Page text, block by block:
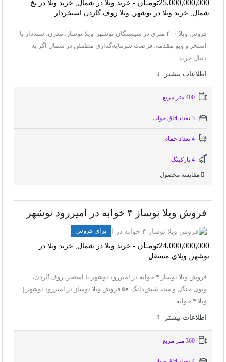
25,000,000,000تومـان
- خرید ویلا در شمال, خرید ویلا در نخ
شمال, خرید ویلا در نوشهر, ویلا روف گاردن استخردار
فروش ویلا ۴۰۰ متری در سیسنگان نوشهر ویلا نوساز، مدرن، سنددار با
استخر و ویو مقدمه: فرصت سرمایه‌گذاری مطمئن در شمال اگر به
دنبال خرید…
اطلاعات بيشتر
مقایسه محصول
فروش ویلا نوساز ۴ خوابه در امیررود نوشهر
برای فروش
24,000,000,000تومـان
- خرید ویلا در شمال, خرید ویلا در
نوشهر, ویلای مستقل
فروش ویلا نوساز ۴ خوابه در امیررود نوشهر با استخر، روف‌گاردن،
ویوی جنگل و سند شش‌دانگ 🏡 فروش ویلا نوساز در امیررود نوشهر |
ویلا ۴ خوابه…
اطلاعات بيشتر